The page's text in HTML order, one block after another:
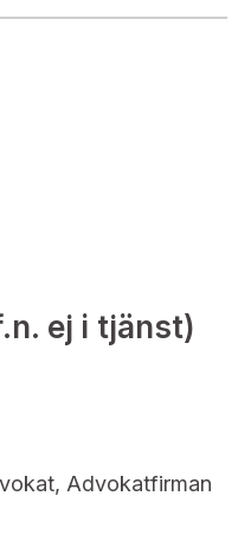
ej i tjänst)
Advokatfirman